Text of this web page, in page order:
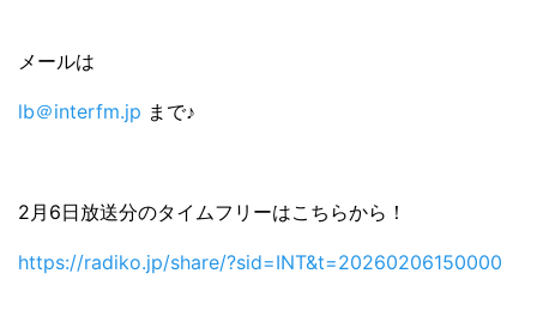
メールは
lb＠interfm.jp まで♪
2月6日放送分のタイムフリーはこちらから！
https://radiko.jp/share/?sid=INT&t=20260206150000